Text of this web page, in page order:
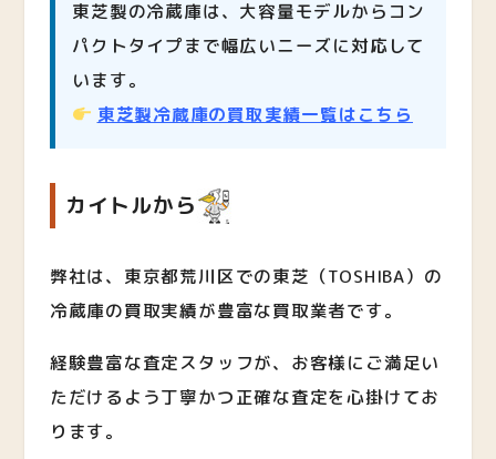
東芝製の冷蔵庫は、大容量モデルからコン
パクトタイプまで幅広いニーズに対応して
います。
東芝製冷蔵庫の買取実績一覧はこちら
カイトルから
弊社は、東京都荒川区での東芝（TOSHIBA）の
冷蔵庫の買取実績が豊富な買取業者です。
経験豊富な査定スタッフが、お客様にご満足い
ただけるよう丁寧かつ正確な査定を心掛けてお
ります。